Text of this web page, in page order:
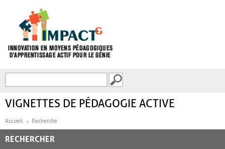
FORMULAIRE DE
VIGNETTES DE PÉDAGOGIE ACTIVE
Accueil Recherche
RECHERCHER